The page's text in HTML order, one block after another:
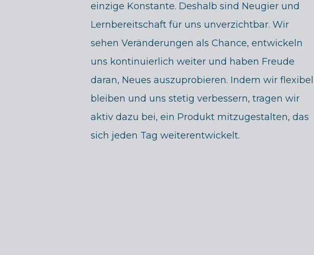
einzige Konstante. Deshalb sind Neugier und
Lernbereitschaft für uns unverzichtbar. Wir
sehen Veränderungen als Chance, entwickeln
uns kontinuierlich weiter und haben Freude
daran, Neues auszuprobieren. Indem wir flexibel
bleiben und uns stetig verbessern, tragen wir
aktiv dazu bei, ein Produkt mitzugestalten, das
sich jeden Tag weiterentwickelt.